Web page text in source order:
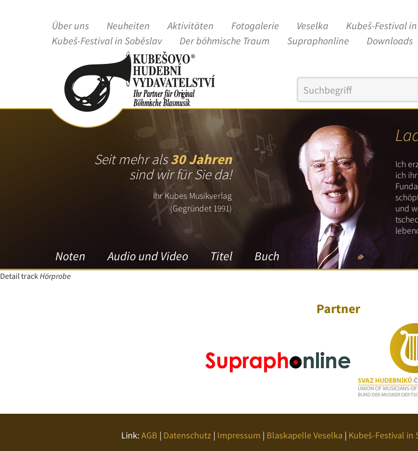
Über uns Neuheiten Aktivitäten Fotogalerie Veselka
Kubeš-Festival
Kubeš-Festival in Soběslav
Der böhmische Traum Supraphonline Downloads
Seit mehr als30 Jahren
sind wir für Sie da!
Ihr Kubes Musikverlag
(Gegründet 1991)
Noten Audio und Video Titel Buch
Ich
ich
und
Detail trackHörprobe
Partner
Link:AGB | Datenschutz | Impressum | Blaskapelle Veselka | Kubeš-Festival in